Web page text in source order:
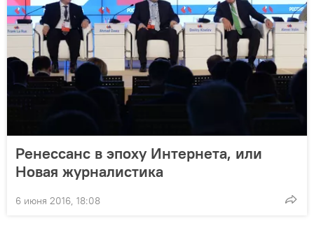
Ренессанс в эпоху Интернета, или
Новая журналистика
6 июня 2016, 18:08